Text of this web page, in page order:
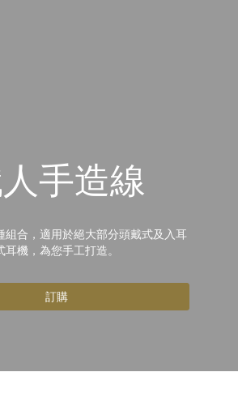
手造線
合，適用於絕大部分頭戴式及入耳
耳機，為您手工打造。
訂購